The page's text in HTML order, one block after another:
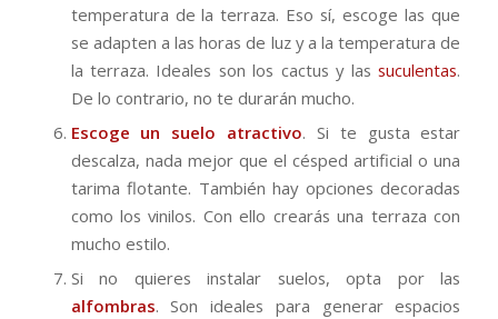
temperatura de la terraza. Eso sí, escoge las que
se adapten a las horas de luz y a la temperatura de
la terraza. Ideales son los cactus y lassuculentas.
De lo contrario, no te durarán mucho.
Escoge un suelo atractivo. Si te gusta estar
descalza, nada mejor que el césped artificial o una
tarima flotante. También hay opciones decoradas
como los vinilos. Con ello crearás una terraza con
mucho estilo.
Si no quieres instalar suelos, opta por las
alfombras. Son ideales para generar espacios